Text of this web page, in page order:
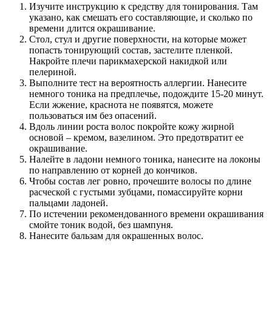
Изучите инструкцию к средству для тонирования. Там
указано, как смешать его составляющие, и сколько по
времени длится окрашивание.
Стол, стул и другие поверхности, на которые может
попасть тонирующий состав, застелите пленкой.
Накройте плечи парикмахерской накидкой или
пелериной.
Выполните тест на вероятность аллергии. Нанесите
немного тоника на предплечье, подождите 15-20 минут.
Если жжение, краснота не появятся, можете
пользоваться им без опасений.
Вдоль линии роста волос покройте кожу жирной
основой – кремом, вазелином. Это предотвратит ее
окрашивание.
Налейте в ладони немного тоника, нанесите на локоны
по направлению от корней до кончиков.
Чтобы состав лег ровно, прочешите волосы по длине
расческой с густыми зубцами, помассируйте корни
пальцами ладоней.
По истечении рекомендованного времени окрашивания
смойте тоник водой, без шампуня.
Нанесите бальзам для окрашенных волос.